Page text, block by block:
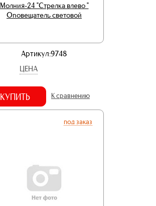
Молния-24 "Стрелка влево "
Оповещатель световой
Артикул:9748
ЦЕНА
КУПИТЬ К сравнению
под заказ